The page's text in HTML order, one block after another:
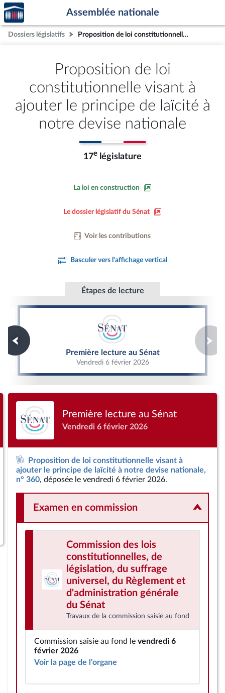
Aller au contenu
Aller en bas de la page
Accèder
à la
page
d'accueil
Assemblée nationale
Dossiers législatifs Proposition de loi constitutionnelle visant à ajouter le principe de laïcité à notre devise nationale
Proposition de loi
constitutionnelle visant à
ajouter le principe de laïcité à
notre devise nationale
17e législature
La loi en construction
Le dossier législatif du Sénat
Voir les contributions
Basculer vers l'affichage vertical
Étapes de lecture
Première lecture au Sénat
Vendredi 6 février 2026
Première lecture au Sénat
Première lecture au Sénat
Vendredi 6 février 2026
Proposition de loi constitutionnelle visant à
ajouter le principe de laïcité à notre devise nationale,
n° 360, déposée le vendredi 6 février 2026.
Examen en commission
Commission des lois
constitutionnelles, de
législation, du suffrage
universel, du Règlement et
d'administration générale
du Sénat
Travaux de la commission saisie au fond
Commission saisie au fond le vendredi 6
février 2026
Voir la page de l'organe